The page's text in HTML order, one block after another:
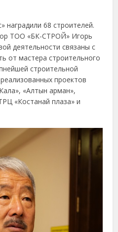
наградили 68 строителей.
ТОО «БК-СТРОЙ» Игорь
деятельности связаны с
от мастера строительного
строительной
проектов
«Алтын арман»,
«Костанай плаза» и